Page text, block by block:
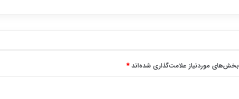
بخش‌های موردنیاز علامت‌گذاری شده‌اند*